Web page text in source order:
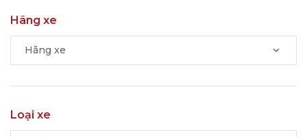
Hãng xe
Hãng xe
Loại xe